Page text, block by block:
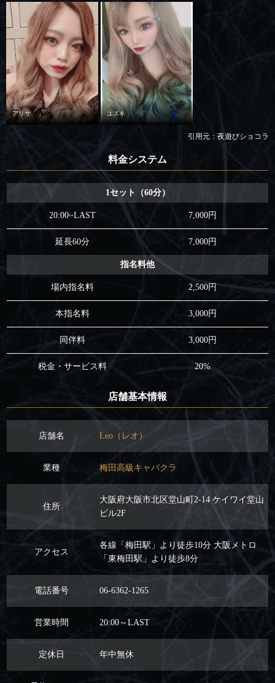
アリサ ユズキ
引用元：夜遊びショコラ
料金システム
1セット（60分）
20:00~LAST 7,000円
延長60分 7,000円
指名料他
場内指名料 2,500円
本指名料 3,000円
同伴料 3,000円
税金・サービス料 20%
店舗基本情報
店舗名 Leo（レオ）
業種 梅田高級キャバクラ
住所
大阪府大阪市北区堂山町2-14 ケイワイ堂山
ビル2F
アクセス
各線「梅田駅」より徒歩10分 大阪メトロ
「東梅田駅」より徒歩8分
電話番号 06-6362-1265
営業時間 20:00～LAST
定休日 年中無休